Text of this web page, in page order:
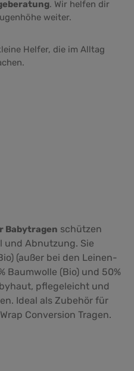
. Wir helfen dir
weiter.
Helfer, die im Alltag
Babytragen schützen
und Abnutzung. Sie
(außer bei den Leinen-
Baumwolle (Bio) und 50%
pflegeleicht und
Ideal als Zubehör für
Conversion Tragen.